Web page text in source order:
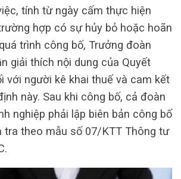
tính từ ngày cấm thực hiện
hợp có sự hủy bỏ hoặc hoãn
trình công bố, Trưởng đoàn
giải thích nội dung của Quyết
với người kê khai thuế và cam kết
này. Sau khi công bố, cả đoàn
nghiệp phải lập biên bản công bố
tra theo mẫu số 07/KTT Thông tư